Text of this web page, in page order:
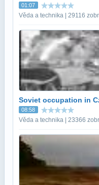
01:07
Věda a technika | 29116
Soviet occupation in
08:58
Věda a technika | 23366